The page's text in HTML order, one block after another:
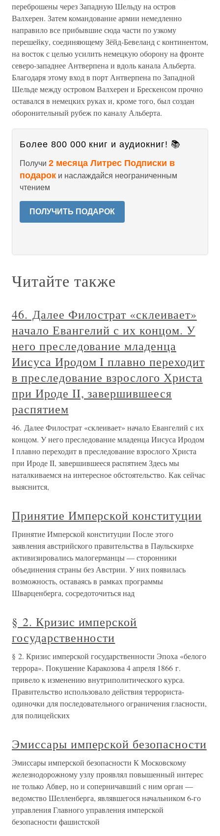
переброшены через Западную Шельду на остров
Валхерен. Затем командование армии немедленно
направило все прибывшие сюда части по узкому
перешейку, соединяющему Зёйд-Бевеланд с континентом,
на восток с целью усилить немецкую оборону на фронте
северо-западнее Антверпена и вдоль канала Альберта.
Благодаря этому вход в порт Антверпена по Западной
Шельде между островом Валхерен и Брескенсом прочно
оставался в немецких руках и, кроме того, был создан
оборонительный рубеж по каналу Альберта.
Более 800 000 книг и аудиокниг! 📚
Получи 2 месяца Литрес Подписки в
подарок и наслаждайся неограниченным
чтением
ПОЛУЧИТЬ ПОДАРОК
Читайте также
46. Далее Филострат «склеивает»
начало Евангелий с их концом. У
него преследование младенца
Иисуса Иродом I плавно переходит
в преследование взрослого Христа
при Ироде II, завершившееся
распятием
46. Далее Филострат «склеивает» начало Евангелий с их
концом. У него преследование младенца Иисуса Иродом
I плавно переходит в преследование взрослого Христа
при Ироде II, завершившееся распятием Здесь мы
наталкиваемся на интересное обстоятельство. Как сейчас
выяснится,
Принятие Имперской конституции
Принятие Имперской конституции После этого
заявления австрийского правительства в Паульскирхе
активизировались малогерманцы — сторонники
объединения страны без Австрии. У них появилась
возможность, оставаясь в рамках программы
Шварценберга, сосредоточиться над
§ 2. Кризис имперской
государственности
§ 2. Кризис имперской государственности Эпоха «белого
террора». Покушение Каракозова 4 апреля 1866 г.
привело к изменению внутриполитического курса.
Правительство использовало действия террориста-
одиночки для последовательного ограничения гласности,
для полицейских
Эмиссары имперской безопасности
Эмиссары имперской безопасности К Московскому
железнодорожному узлу проявлял повышенный интерес
не только Абвер, но и соперничавший с ним орган —
ведомство Шелленберга, являвшегося начальником 6-го
управления Главного управления имперской
безопасности фашистской